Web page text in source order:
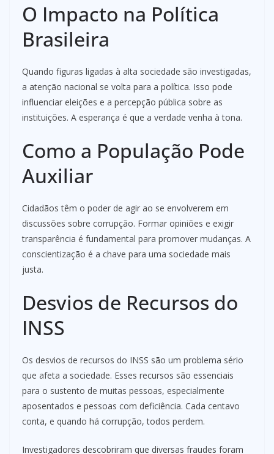
O Impacto na Política
Brasileira
Quando figuras ligadas à alta sociedade são investigadas,
a atenção nacional se volta para a política. Isso pode
influenciar eleições e a percepção pública sobre as
instituições. A esperança é que a verdade venha à tona.
Como a População Pode
Auxiliar
Cidadãos têm o poder de agir ao se envolverem em
discussões sobre corrupção. Formar opiniões e exigir
transparência é fundamental para promover mudanças. A
conscientização é a chave para uma sociedade mais
justa.
Desvios de Recursos do
INSS
Os desvios de recursos do INSS são um problema sério
que afeta a sociedade. Esses recursos são essenciais
para o sustento de muitas pessoas, especialmente
aposentados e pessoas com deficiência. Cada centavo
conta, e quando há corrupção, todos perdem.
Investigadores descobriram que diversas fraudes foram